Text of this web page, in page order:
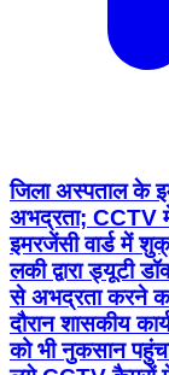
जिला अस्पताल के
अभद्रता; CCTV
इमरजेंसी वार्ड में
लकी द्वारा ड्यूटी
से अभद्रता करने
दौरान शासकीय
को भी नुकसान